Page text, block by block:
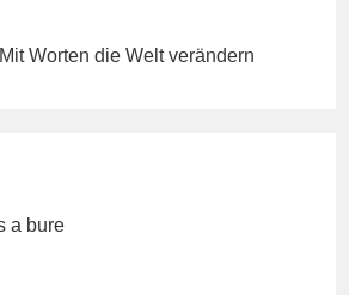
Mit Worten die Welt verändern